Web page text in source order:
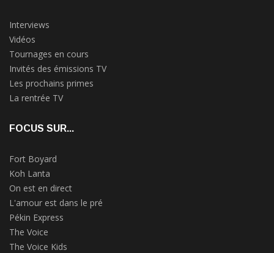
Interviews
Vidéos
Tournages en cours
Invités des émissions TV
Les prochains primes
La rentrée TV
FOCUS SUR...
Fort Boyard
Koh Lanta
On est en direct
L'amour est dans le pré
Pékin Express
The Voice
The Voice Kids